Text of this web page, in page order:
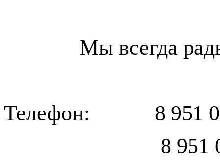
Мы всегда рады
Телефон: 8 951
8 951 001